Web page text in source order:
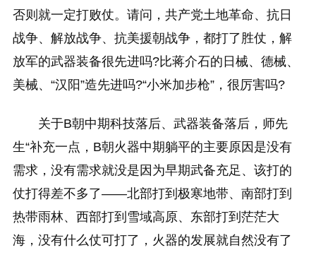
否则就一定打败仗。请问，共产党土地革命、抗日
战争、解放战争、抗美援朝战争，都打了胜仗，解
放军的武器装备很先进吗?比蒋介石的日械、德械、
美械、“汉阳”造先进吗?“小米加步枪”，很厉害吗?
关于B朝中期科技落后、武器装备落后，师先
生“补充一点，B朝火器中期躺平的主要原因是没有
需求，没有需求就没是因为早期武备充足、该打的
仗打得差不多了——北部打到极寒地带、南部打到
热带雨林、西部打到雪域高原、东部打到茫茫大
海，没有什么仗可打了，火器的发展就自然没有了